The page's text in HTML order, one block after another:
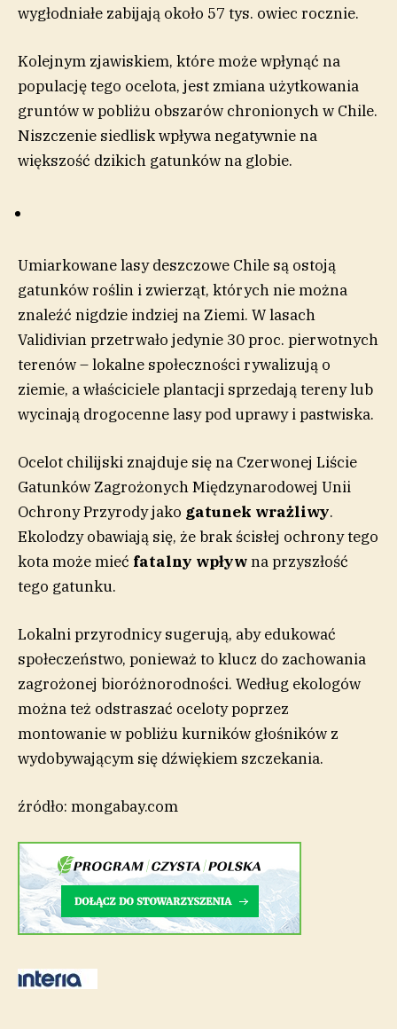
wygłodniałe zabijają około 57 tys. owiec rocznie.
Kolejnym zjawiskiem, które może wpłynąć na
populację tego ocelota, jest zmiana użytkowania
gruntów w pobliżu obszarów chronionych w Chile.
Niszczenie siedlisk wpływa negatywnie na
większość dzikich gatunków na globie.
Umiarkowane lasy deszczowe Chile są ostoją
gatunków roślin i zwierząt, których nie można
znaleźć nigdzie indziej na Ziemi. W lasach
Validivian przetrwało jedynie 30 proc. pierwotnych
terenów – lokalne społeczności rywalizują o
ziemie, a właściciele plantacji sprzedają tereny lub
wycinają drogocenne lasy pod uprawy i pastwiska.
Ocelot chilijski znajduje się na Czerwonej Liście
Gatunków Zagrożonych Międzynarodowej Unii
Ochrony Przyrody jako gatunek wrażliwy.
Ekolodzy obawiają się, że brak ścisłej ochrony tego
kota może mieć fatalny wpływna przyszłość
tego gatunku.
Lokalni przyrodnicy sugerują, aby edukować
społeczeństwo, ponieważ to klucz do zachowania
zagrożonej bioróżnorodności. Według ekologów
można też odstraszać oceloty poprzez
montowanie w pobliżu kurników głośników z
wydobywającym się dźwiękiem szczekania.
źródło: mongabay.com